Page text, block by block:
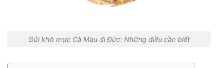
Gửi khô mực Cà Mau đi Đức: Những điều cần biết